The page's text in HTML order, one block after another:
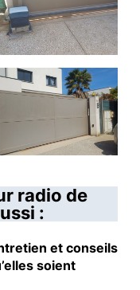
radio de
:
et conseils
soient